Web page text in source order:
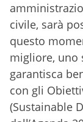
civile, sarà
questo
migliore, uno
garantisca
con gli
(Sustainable